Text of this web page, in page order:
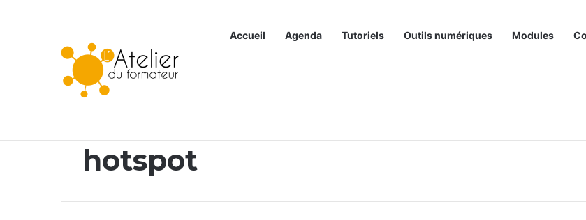
Accueil Agenda Tutoriels Outils numériques Modules
Articles à la une
hotspot